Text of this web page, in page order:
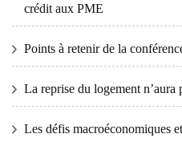
crédit aux PME
Points à retenir de la
La reprise du logement n’aura
Les défis macroéconomiques